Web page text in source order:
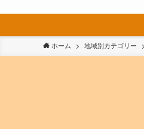
ホーム 地域別カテゴリー